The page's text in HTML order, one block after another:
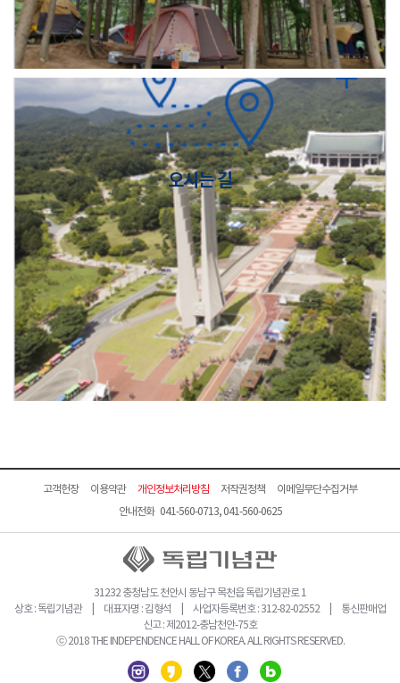
오시는 길
고객헌장 이용약관 개인정보처리방침 저작권정책
이메일무단수집거부
안내전화 041-560-0713, 041-560-0625
31232 충청남도 천안시 동남구 목천읍 독립기념관로 1
상호 : 독립기념관 | 대표자명 : 김형석 | 사업자등록번호 : 312-82-02552 | 통신판매업
신고 : 제2012-충남천안-75호
ⓒ 2018 THE INDEPENDENCE HALL OF KOREA. ALL RIGHTS RESERVED.